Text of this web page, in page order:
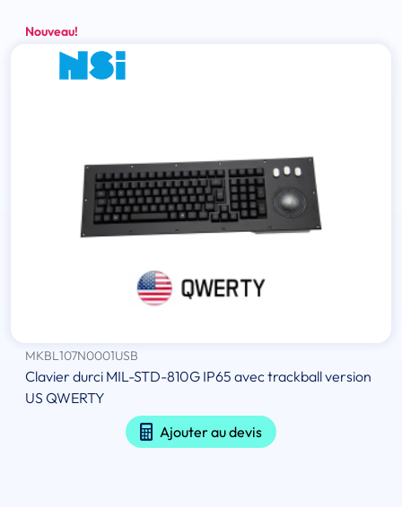
Nouveau!
MKBL107N0001USB
Clavier durci MIL-STD-810G IP65 avec trackball version
US QWERTY
Ajouter au devis